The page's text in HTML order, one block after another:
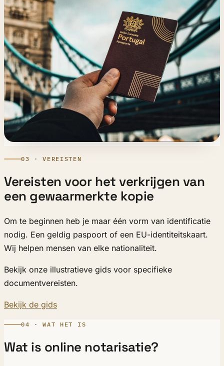
03 · VEREISTEN
Vereisten voor het verkrijgen van
een gewaarmerkte kopie
Om te beginnen heb je maar één vorm van identificatie
nodig. Een geldig paspoort of een EU-identiteitskaart.
Wij helpen mensen van elke nationaliteit.
Bekijk onze illustratieve gids voor specifieke
documentvereisten.
Bekijk de gids
04 · WAT HET IS
Wat is online notarisatie?